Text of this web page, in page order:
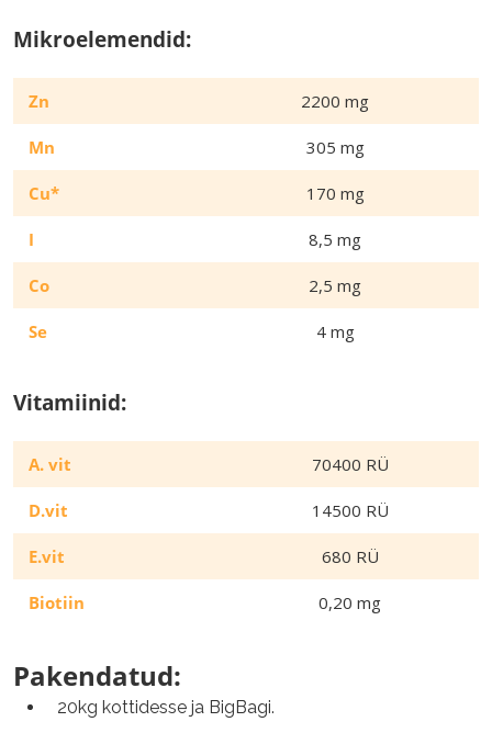
Mikroelemendid:
Zn 2200 mg
Mn 305 mg
Cu* 170 mg
I 8,5 mg
Co 2,5 mg
Se 4 mg
Vitamiinid:
A. vit 70400 RÜ
D.vit 14500 RÜ
E.vit 680 RÜ
Biotiin 0,20 mg
Pakendatud:
20kg kottidesse ja BigBagi.